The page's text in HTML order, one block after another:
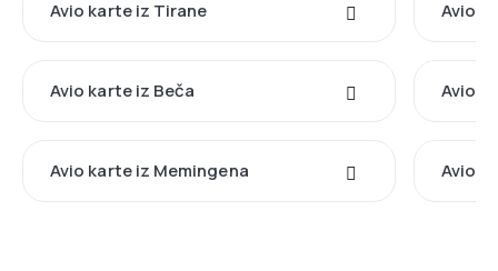
Avio karte iz Tirane Avio
Avio karte iz Beča Avio
Avio karte iz Memingena Avio